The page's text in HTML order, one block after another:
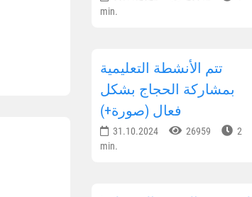
min.
تتم الأنشطة التعليمية
بمشاركة الحجاج بشكل
فعال (صورة+)
31.10.2024 26959
2
min.